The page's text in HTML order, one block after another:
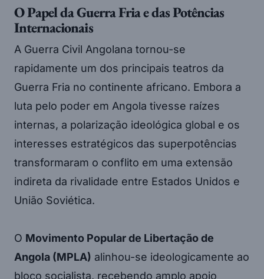
O Papel da Guerra Fria e das Potências
Internacionais
A Guerra Civil Angolana tornou-se
rapidamente um dos principais teatros da
Guerra Fria no continente africano. Embora a
luta pelo poder em Angola tivesse raízes
internas, a polarização ideológica global e os
interesses estratégicos das superpotências
transformaram o conflito em uma extensão
indireta da rivalidade entre Estados Unidos e
União Soviética.
O Movimento Popular de Libertação de
Angola (MPLA) alinhou-se ideologicamente ao
bloco socialista, recebendo amplo apoio